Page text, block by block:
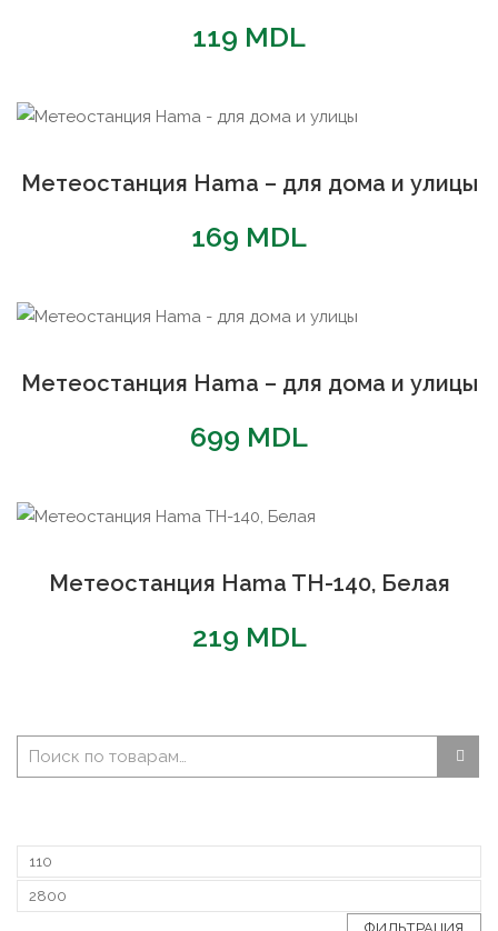
119 MDL
Метеостанция Hama – для дома и улицы
169 MDL
Метеостанция Hama – для дома и улицы
699 MDL
Метеостанция Hama TH-140, Белая
219 MDL